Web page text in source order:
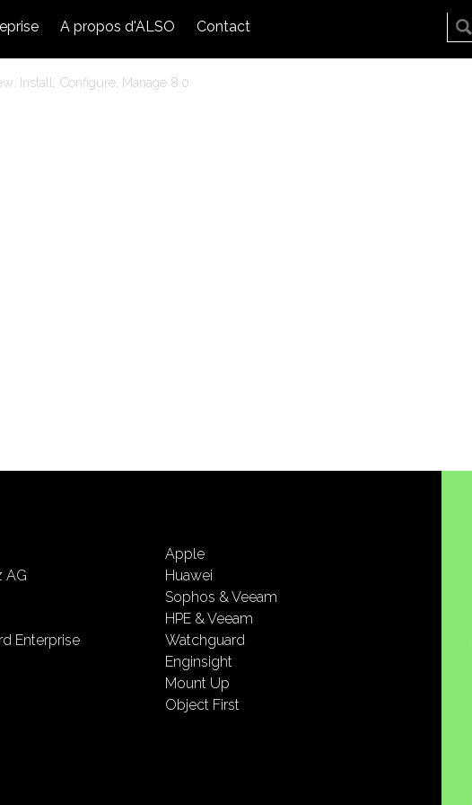
A propos d'ALSO Contact
Install, Configure, Manage 8.0
AG
Enterprise
Apple
Huawei
Sophos & Veeam
HPE & Veeam
Watchguard
Enginsight
Mount Up
Object First